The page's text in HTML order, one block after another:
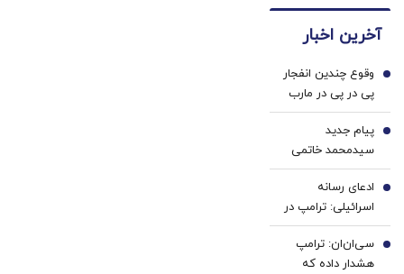
پزشکی
سفید
کننده
خانگی
ژل
کننده
دندان!
خرید40%تخفیف
آخرین اخبار
وقوع چندین انفجار
پی در پی در مارب
یمن
1
پیام جدید
سیدمحمد خاتمی
2
ادعای رسانه
اسرائیلی: ترامپ در
مسیر توافق با ایران
قرار دارد
3
سی‌ان‌ان: ترامپ
هشدار داده که
4